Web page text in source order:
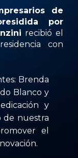
de
por
recibió el
con
Brenda
Blanco y
y
de nuestra
el